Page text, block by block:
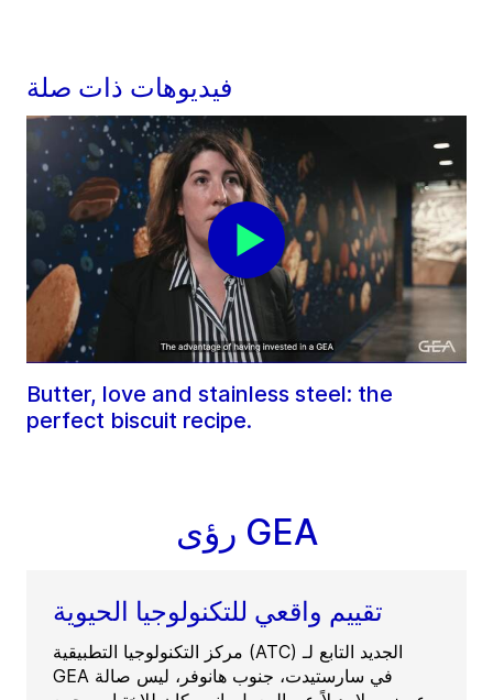
فيديوهات ذات صلة
Butter, love and stainless steel: the
perfect biscuit recipe.
رؤى GEA
تقييم واقعي للتكنولوجيا الحيوية
مركز التكنولوجيا التطبيقية (ATC) الجديد التابع لـ
GEA في سارستيدت، جنوب هانوفر، ليس صالة